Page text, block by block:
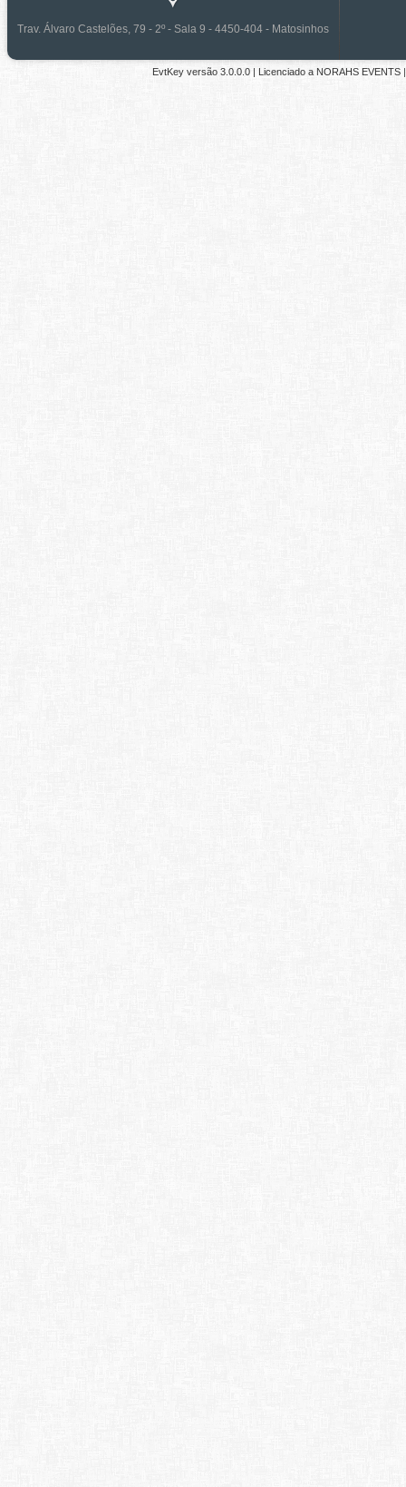
Trav. Álvaro Castelões, 79 - 2º - Sala 9 - 4450-404 - Matosinhos
EvtKey versão 3.0.0.0| Licenciado a NORAHS EVENTS